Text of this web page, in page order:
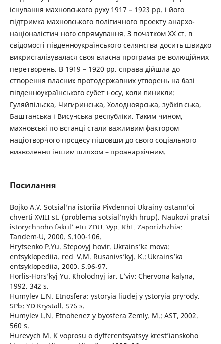
існування махновського руху 1917 – 1923 рр. і його
підтримка махновського політичного проекту анархо-
націоналістич ного спрямування. З початком ХХ ст. в
свідомості південноукраїнського селянства досить швидко
викристалізувалася своя власна програма ре волюційних
перетворень. В 1919 – 1920 рр. справа дійшла до
створення власних протодержавних утворень на базі
південноукраїнського субет носу, коли виникли:
Гуляйпільска, Чигиринська, Холодноярська, зубків ська,
Баштанська і Висунська республіки. Таким чином,
махновські по встанці стали важливим фактором
націотворчого процесу пішовши до свого соціального
визволення іншим шляхом – проанархічним.
Посилання
Bojko A.V. Sotsial’na istoriia Pivdennoi Ukrainy ostann’oi
chverti XVIII st. (problema sotsial’nykh hrup). Naukovi pratsi
istorychnoho fakul’tetu ZDU. Vyp. KhI. Zaporizhzhia:
Tandem-U, 2000. S.100-106.
Hrytsenko P.Yu. Stepovyj hovir. Ukrains’ka mova:
entsyklopediia. red. V.M. Rusanivs’kyj. K.: Ukrains’ka
entsyklopediia, 2000. S.96-97.
Horlis-Hors’kyj Yu. Kholodnyj iar. L’viv: Chervona kalyna,
1992. 342 s.
Humylev L.N. Etnosfera: ystoryia liudej y ystoryia pryrody.
SPb: YD Krystall. 576 s.
Humylev L.N. Etnohenez y byosfera Zemly. M.: AST, 2002.
560 s.
Hurevych M. K voprosu o dyfferentsyatsyy krest’ianskoho